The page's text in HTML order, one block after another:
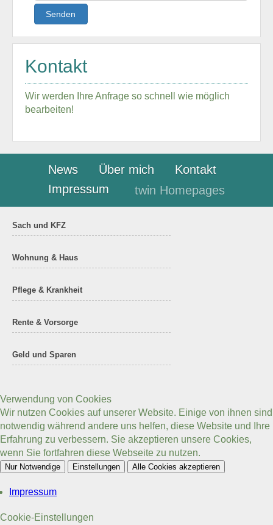
Senden
Kontakt
Wir werden Ihre Anfrage so schnell wie möglich
bearbeiten!
News Über mich
Kontakt
Impressum
twin Homepages
Sach und KFZ
Wohnung & Haus
Pflege & Krankheit
Rente & Vorsorge
Geld und Sparen
Verwendung von Cookies
Wir nutzen Cookies auf unserer Website. Einige von ihnen sind
notwendig während andere uns helfen, diese Website und Ihre
Erfahrung zu verbessern. Sie akzeptieren unsere Cookies,
wenn Sie fortfahren diese Webseite zu nutzen.
Nur Notwendige Einstellungen Alle Cookies akzeptieren
Impressum
Cookie-Einstellungen